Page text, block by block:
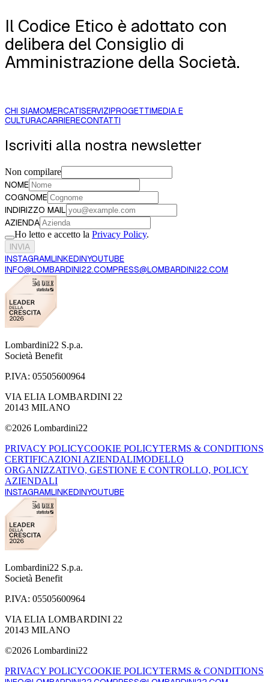
Il Codice Etico è adottato con
delibera del Consiglio di
Amministrazione della Società.
CHI SIAMOMERCATISERVIZIPROGETTIMEDIA E
CULTURACARRIERECONTATTI
Iscriviti alla nostra newsletter
Non compilare
NOME
COGNOME
INDIRIZZO MAIL
AZIENDA
Ho letto e accetto la Privacy Policy.
INVIA
INSTAGRAMLINKEDINYOUTUBE
INFO@LOMBARDINI22.COMPRESS@LOMBARDINI22.COM
Lombardini22 S.p.a.
Società Benefit
P.IVA: 05505600964
VIA ELIA LOMBARDINI 22
20143 MILANO
©2026 Lombardini22
PRIVACY POLICYCOOKIE POLICYTERMS & CONDITIONS
CERTIFICAZIONI AZIENDALIMODELLO
ORGANIZZATIVO, GESTIONE E CONTROLLO, POLICY
AZIENDALI
INSTAGRAMLINKEDINYOUTUBE
Lombardini22 S.p.a.
Società Benefit
P.IVA: 05505600964
VIA ELIA LOMBARDINI 22
20143 MILANO
©2026 Lombardini22
PRIVACY POLICYCOOKIE POLICYTERMS & CONDITIONS